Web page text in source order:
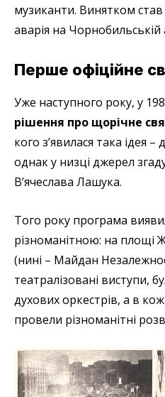
музиканти. Винятком став
аварія на Чорнобильській
Перше офіційне
Уже наступного року, у
рішення про щорічне
кого з’явилася така ідея
однак у низці джерел
В’ячеслава Лашука.
Того року програма
різноманітною: на площі
(нині – Майдан
театралізовані виступи,
духових оркестрів, а в
провели різноманітні